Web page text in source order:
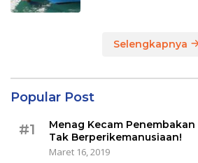
Selengkapnya
Popular Post
#1
Menag Kecam
Tak Berperikemanusiaan!
Maret 16, 2019